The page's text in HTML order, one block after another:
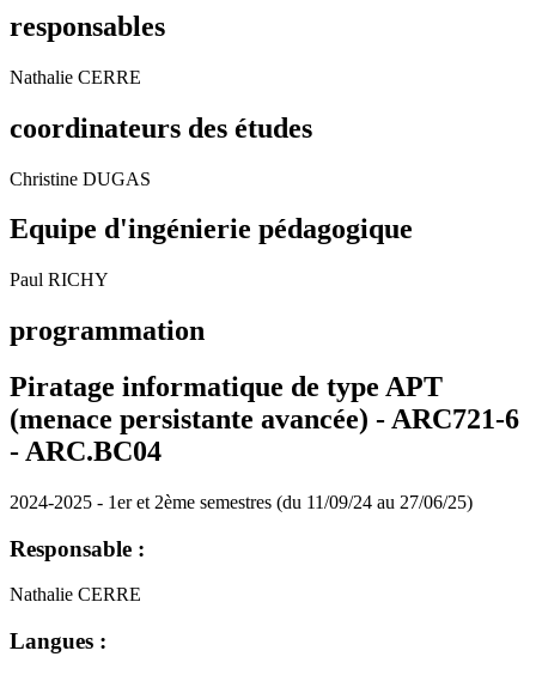
responsables
Nathalie CERRE
coordinateurs des études
Christine DUGAS
Equipe d'ingénierie pédagogique
Paul RICHY
programmation
Piratage informatique de type APT
(menace persistante avancée) - ARC721-6
- ARC.BC04
2024-2025 - 1er et 2ème semestres (du 11/09/24 au 27/06/25)
Responsable :
Nathalie CERRE
Langues :